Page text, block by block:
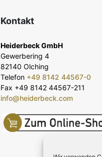
Kontakt
Heiderbeck GmbH
Gewerbering 4
82140 Olching
Telefon +49 8142 44567-0
Fax +49 8142 44567-211
info@heiderbeck.com